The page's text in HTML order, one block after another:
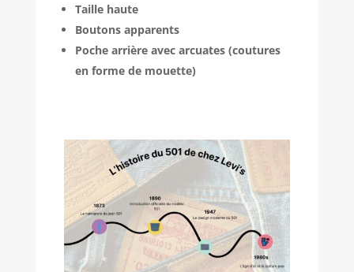
Taille haute
Boutons apparents
Poche arrière avec arcuates (coutures
en forme de mouette)